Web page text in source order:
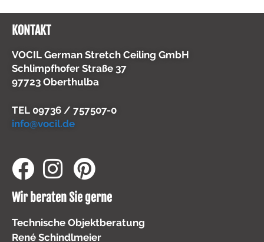
KONTAKT
VOCIL German Stretch Ceiling GmbH
Schlimpfhofer Straße 37
97723 Oberthulba
TEL 09736 / 757507-0
info@vocil.de
Wir beraten Sie gerne
Technische Objektberatung
René Schindlmeier